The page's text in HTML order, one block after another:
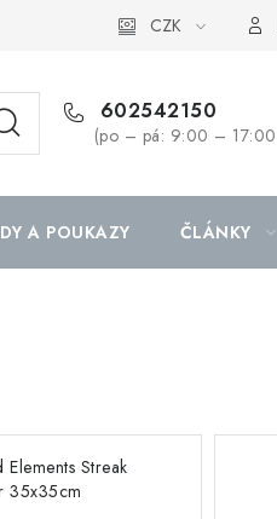
CZK
602542150
(po – pá: 9:00 –
A POUKAZY ČLÁNKY
Elements Streak
35x35cm